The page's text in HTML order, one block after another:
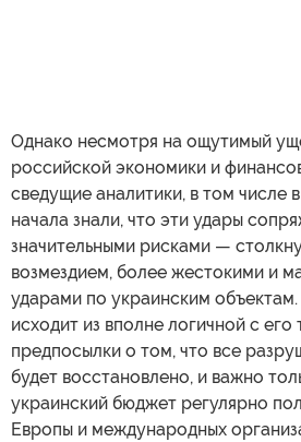
Однако несмотря на ощутимый
российской экономики и
сведущие аналитики, в том числе
начала знали, что эти удары
значительными рисками —
возмездием, более жестокими и
ударами по украинским
исходит из вполне логичной с его
предпосылки о том, что все
будет восстановлено, и важно
украинский бюджет регулярно
Европы и международных